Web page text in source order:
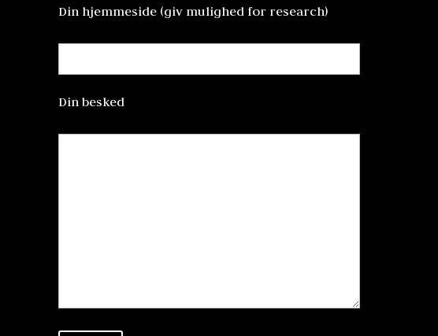
Din hjemmeside (giv mulighed for research)
Din besked